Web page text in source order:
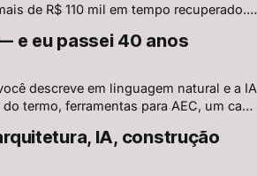
de R$ 110 mil em tempo recuperado.
e eu passei 40 anos
descreve em linguagem natural e a IA
termo, ferramentas para AEC, um caso
IA, construção